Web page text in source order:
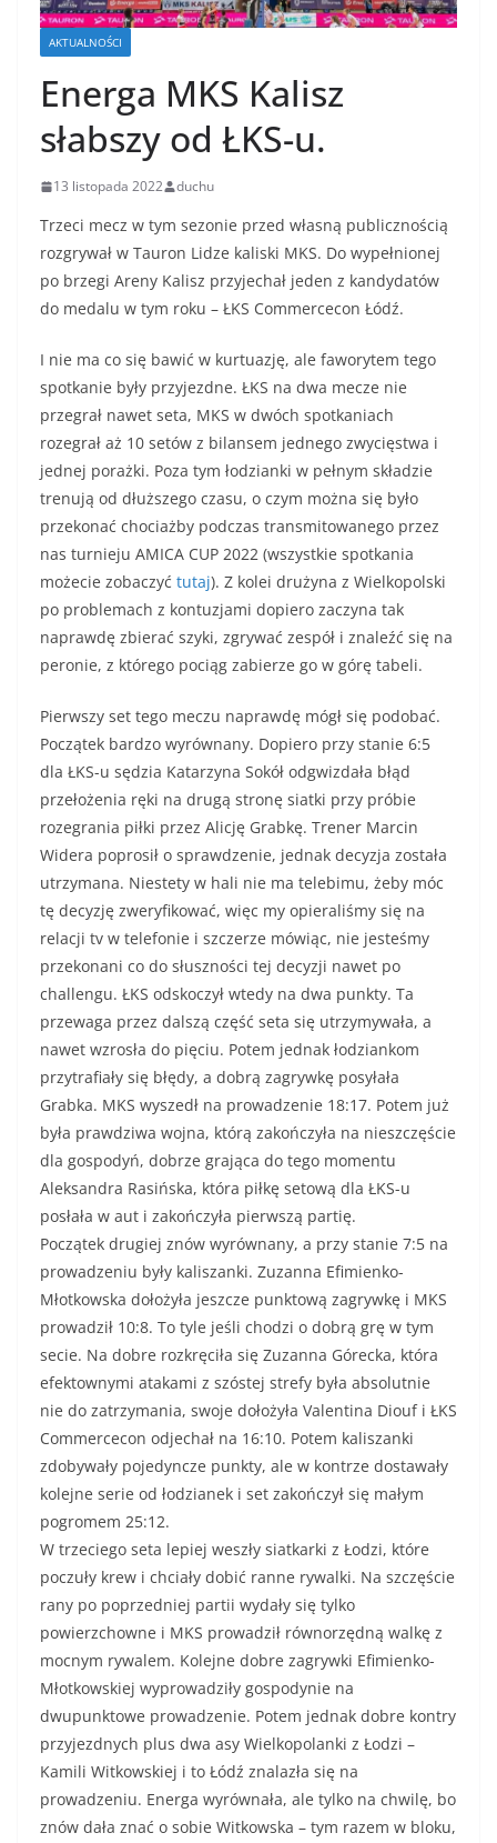
AKTUALNOŚCI
Energa MKS Kalisz
słabszy od ŁKS-u.
13 listopada 2022 duchu
Trzeci mecz w tym sezonie przed własną publicznością
rozgrywał w Tauron Lidze kaliski MKS. Do wypełnionej
po brzegi Areny Kalisz przyjechał jeden z kandydatów
do medalu w tym roku – ŁKS Commercecon Łódź.
I nie ma co się bawić w kurtuazję, ale faworytem tego
spotkanie były przyjezdne. ŁKS na dwa mecze nie
przegrał nawet seta, MKS w dwóch spotkaniach
rozegrał aż 10 setów z bilansem jednego zwycięstwa i
jednej porażki. Poza tym łodzianki w pełnym składzie
trenują od dłuższego czasu, o czym można się było
przekonać chociażby podczas transmitowanego przez
nas turnieju AMICA CUP 2022 (wszystkie spotkania
możecie zobaczyć tutaj). Z kolei drużyna z Wielkopolski
po problemach z kontuzjami dopiero zaczyna tak
naprawdę zbierać szyki, zgrywać zespół i znaleźć się na
peronie, z którego pociąg zabierze go w górę tabeli.
Pierwszy set tego meczu naprawdę mógł się podobać.
Początek bardzo wyrównany. Dopiero przy stanie 6:5
dla ŁKS-u sędzia Katarzyna Sokół odgwizdała błąd
przełożenia ręki na drugą stronę siatki przy próbie
rozegrania piłki przez Alicję Grabkę. Trener Marcin
Widera poprosił o sprawdzenie, jednak decyzja została
utrzymana. Niestety w hali nie ma telebimu, żeby móc
tę decyzję zweryfikować, więc my opieraliśmy się na
relacji tv w telefonie i szczerze mówiąc, nie jesteśmy
przekonani co do słuszności tej decyzji nawet po
challengu. ŁKS odskoczył wtedy na dwa punkty. Ta
przewaga przez dalszą część seta się utrzymywała, a
nawet wzrosła do pięciu. Potem jednak łodziankom
przytrafiały się błędy, a dobrą zagrywkę posyłała
Grabka. MKS wyszedł na prowadzenie 18:17. Potem już
była prawdziwa wojna, którą zakończyła na nieszczęście
dla gospodyń, dobrze grająca do tego momentu
Aleksandra Rasińska, która piłkę setową dla ŁKS-u
posłała w aut i zakończyła pierwszą partię.
Początek drugiej znów wyrównany, a przy stanie 7:5 na
prowadzeniu były kaliszanki. Zuzanna Efimienko-
Młotkowska dołożyła jeszcze punktową zagrywkę i MKS
prowadził 10:8. To tyle jeśli chodzi o dobrą grę w tym
secie. Na dobre rozkręciła się Zuzanna Górecka, która
efektownymi atakami z szóstej strefy była absolutnie
nie do zatrzymania, swoje dołożyła Valentina Diouf i ŁKS
Commercecon odjechał na 16:10. Potem kaliszanki
zdobywały pojedyncze punkty, ale w kontrze dostawały
kolejne serie od łodzianek i set zakończył się małym
pogromem 25:12.
W trzeciego seta lepiej weszły siatkarki z Łodzi, które
poczuły krew i chciały dobić ranne rywalki. Na szczęście
rany po poprzedniej partii wydały się tylko
powierzchowne i MKS prowadził równorzędną walkę z
mocnym rywalem. Kolejne dobre zagrywki Efimienko-
Młotkowskiej wyprowadziły gospodynie na
dwupunktowe prowadzenie. Potem jednak dobre kontry
przyjezdnych plus dwa asy Wielkopolanki z Łodzi –
Kamili Witkowskiej i to Łódź znalazła się na
prowadzeniu. Energa wyrównała, ale tylko na chwilę, bo
znów dała znać o sobie Witkowska – tym razem w bloku,